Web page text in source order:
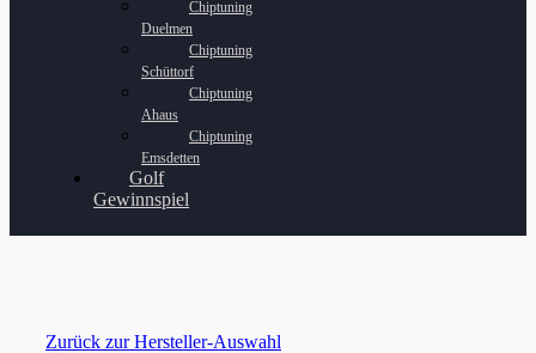
Chiptuning
Duelmen
Chiptuning
Schüttorf
Chiptuning
Ahaus
Chiptuning
Emsdetten
Golf
Gewinnspiel
Zurück zur Hersteller-Auswahl